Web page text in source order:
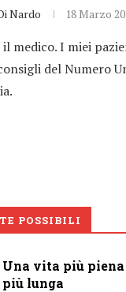
Nardo 18 Marzo
il medico. I miei
del Numero
POSSIBILI
Una vita più
più lunga